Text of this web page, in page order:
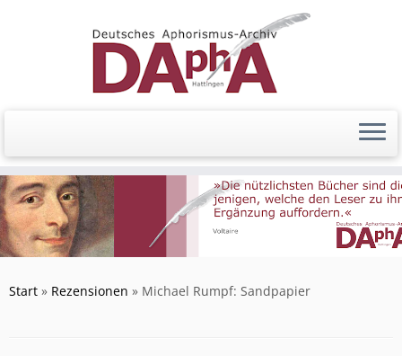
Start » Rezensionen » Michael Rumpf: Sandpapier